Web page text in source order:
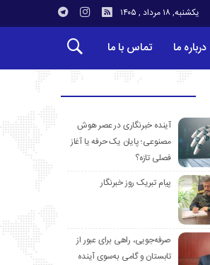
یکشنبه, ۱۸ مرداد , ۱۴۰۵
درباره ما تماس با ما
آینده خبرنگاری در عصر هوش
مصنوعی؛ پایان یک حرفه یا آغاز
فصلی تازه؟
پیام تبریک روز خبرنگار
صرفه‌جویی، راهی برای عبور از
تابستان و گامی به‌سوی آینده